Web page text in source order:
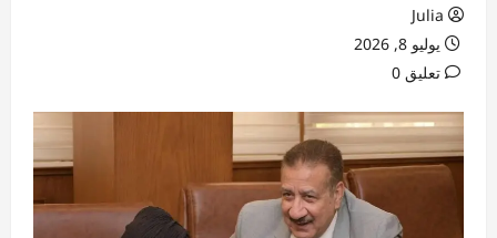
Julia
يوليو 8, 2026
تعليق 0